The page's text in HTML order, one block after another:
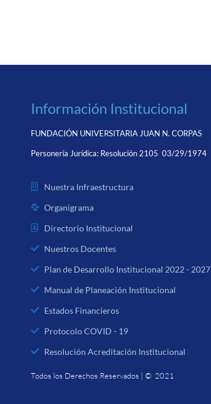
Información Institucional
FUNDACIÓN UNIVERSITARIA JUAN N. CORPAS
Personería Jurídica: Resolución 2105 03/29/1974
Nuestra Infraestructura
Organigrama
Directorio Institucional
Nuestros Docentes
Plan de Desarrollo Institucional 2022 - 2027
Manual de Planeación Institucional
Estados Financieros
Protocolo COVID - 19
Resolución Acreditación Institucional
Todos los Derechos Reservados | © 2021